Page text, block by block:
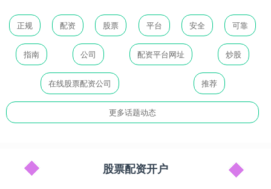
正规 配资 股票 平台 安全 可靠
指南 公司 配资平台网址 炒股
在线股票配资公司 推荐
更多话题动态
股票配资开户